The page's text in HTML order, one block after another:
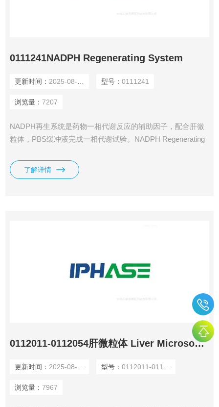
0111241NADPH Regenerating System
更新时间： 2025-08-09 型号： 0111241
浏览量： 7207
NADPH再生系统是药物一相代谢反应的辅助因子，配合肝微
粒体，PBS缓冲液完成一相代谢试验。NADPH Regenerating
了解详情
0112011-0112054肝微粒体 Liver Microsomes
更新时间： 2025-08-09 型号： 0112011-0112054
浏览量： 7967